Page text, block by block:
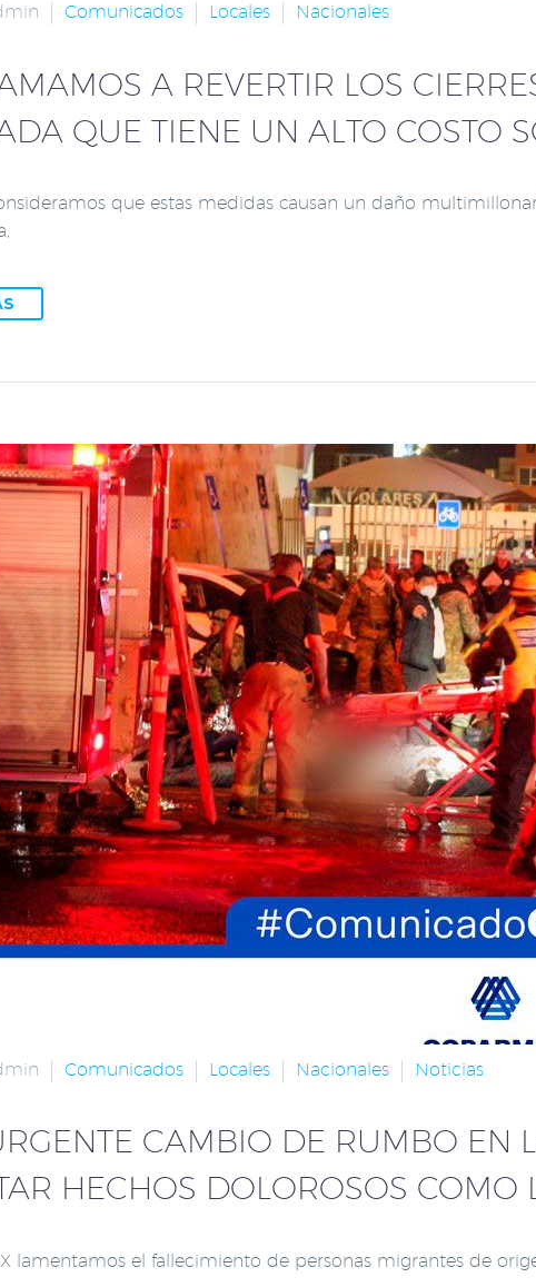
Comunicados Locales Nacionales
A REVERTIR LOS
QUE TIENE UN ALTO COSTO
que estas medidas causan un daño
Comunicados Locales Nacionales Noticias
CAMBIO DE RUMBO EN
HECHOS DOLOROSOS COMO
lamentamos el fallecimiento de personas migrantes de